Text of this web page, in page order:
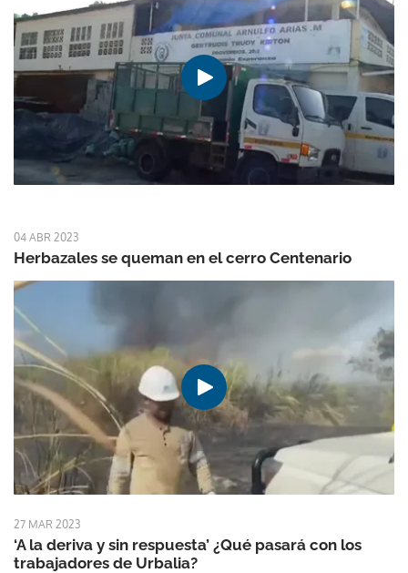
04 ABR 2023
Herbazales se queman en el cerro Centenario
27 MAR 2023
‘A la deriva y sin respuesta’ ¿Qué pasará con los
trabajadores de Urbalia?